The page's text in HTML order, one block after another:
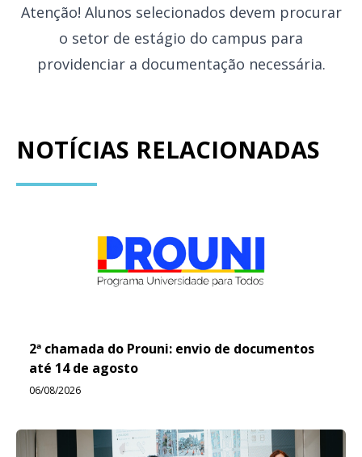
Atenção! Alunos selecionados devem procurar
o setor de estágio do campus para
providenciar a documentação necessária.
NOTÍCIAS RELACIONADAS
2ª chamada do Prouni: envio de documentos
até 14 de agosto
06/08/2026